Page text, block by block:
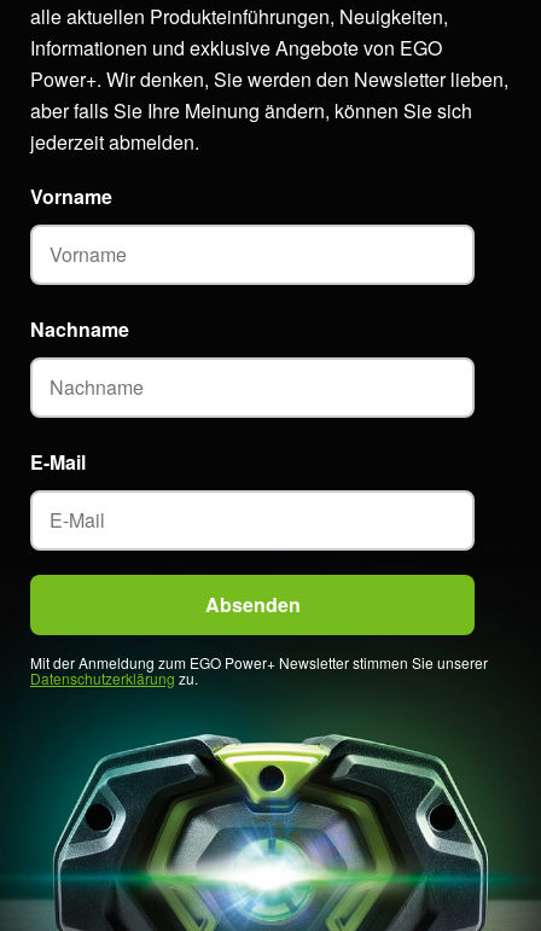
alle aktuellen Produkteinführungen, Neuigkeiten,
Informationen und exklusive Angebote von EGO
Power+. Wir denken, Sie werden den Newsletter lieben,
aber falls Sie Ihre Meinung ändern, können Sie sich
jederzeit abmelden.
E-Mail
Vorname
Nachname
Mit der Anmeldung zum EGO Power+ Newsletter stimmen Sie unserer
Datenschutzerklärung zu.